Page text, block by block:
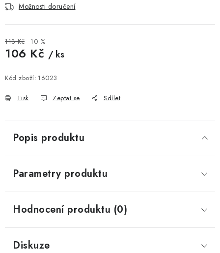
Možnosti doručení
118 Kč -10 %
106 Kč / ks
Kód zboží: 16023
Tisk Zeptat se Sdílet
Popis produktu
Parametry produktu
Hodnocení produktu (0)
Diskuze